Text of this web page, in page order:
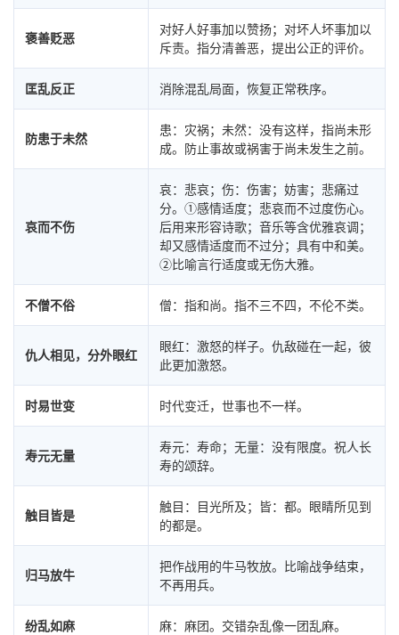
褒善贬恶
对好人好事加以赞扬；对坏人坏事加以
斥责。指分清善恶，提出公正的评价。
匡乱反正 消除混乱局面，恢复正常秩序。
防患于未然
患：灾祸；未然：没有这样，指尚未形
成。防止事故或祸害于尚未发生之前。
哀而不伤
哀：悲哀；伤：伤害；妨害；悲痛过
分。①感情适度；悲哀而不过度伤心。
后用来形容诗歌；音乐等含优雅哀调；
却又感情适度而不过分；具有中和美。
②比喻言行适度或无伤大雅。
不僧不俗 僧：指和尚。指不三不四，不伦不类。
仇人相见，分外眼红
眼红：激怒的样子。仇敌碰在一起，彼
此更加激怒。
时易世变 时代变迁，世事也不一样。
寿元无量
寿元：寿命；无量：没有限度。祝人长
寿的颂辞。
触目皆是
触目：目光所及；皆：都。眼睛所见到
的都是。
归马放牛
把作战用的牛马牧放。比喻战争结束，
不再用兵。
纷乱如麻 麻：麻团。交错杂乱像一团乱麻。